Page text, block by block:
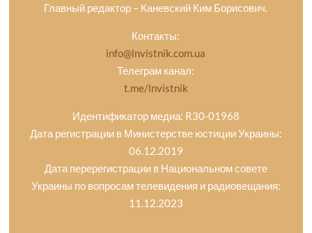
Главный редактор – Каневский Ким Борисович.
Контакты:
info@lnvistnik.com.ua
Телеграм канал:
t.me/lnvistnik
Идентификатор медиа: R30-01968
Дата регистрации в Министерстве юстиции Украины:
06.12.2019
Дата перерегистрации в Национальном совете
Украины по вопросам телевидения и радиовещания:
11.12.2023